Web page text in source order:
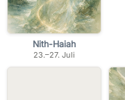
Nith-Haiah
23.–27. Juli